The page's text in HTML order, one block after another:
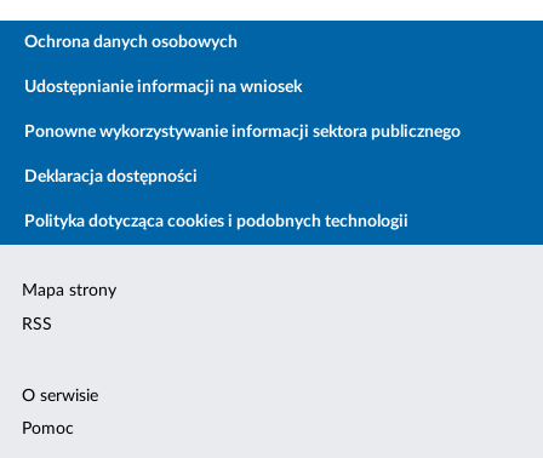
Ochrona danych osobowych
Udostępnianie informacji na wniosek
Ponowne wykorzystywanie informacji sektora publicznego
Deklaracja dostępności
Polityka dotycząca cookies i podobnych technologii
Mapa strony
RSS
O serwisie
Pomoc